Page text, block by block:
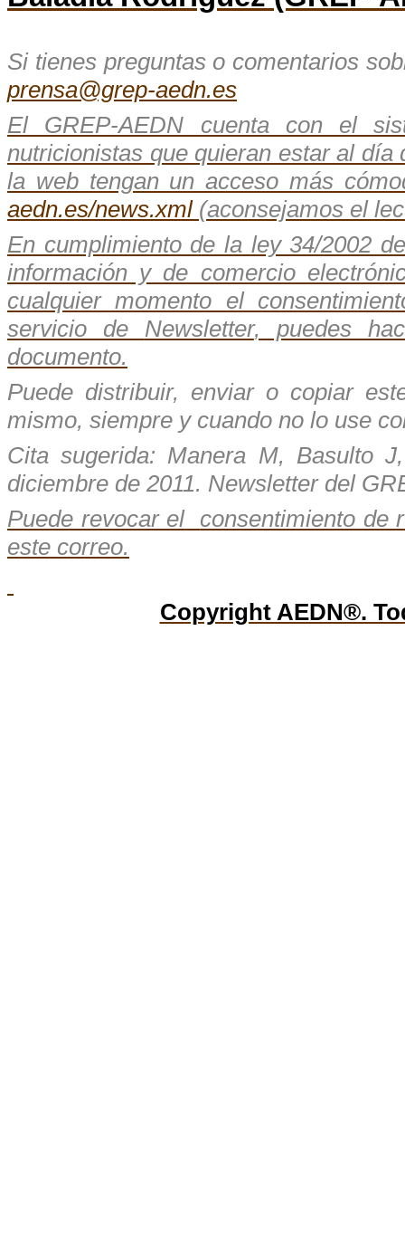
Si tienes preguntas o comentarios
prensa@grep-aedn.es
El GREP-AEDN cuenta con el
nutricionistas que quieran estar al
la web tengan un acceso más
aedn.es/news.xml(aconsejamos el
En cumplimiento de la ley 34/2002
información y de comercio
cualquier momento el
servicio de Newsletter, puedes
documento.
Puede distribuir, enviar o copiar
mismo, siempre y cuando no lo use
Citasugerida: Manera M, Basulto
diciembre de 2011. Newsletterdel
Puede revocar el consentimiento de
este correo.
Copyright AEDN®.